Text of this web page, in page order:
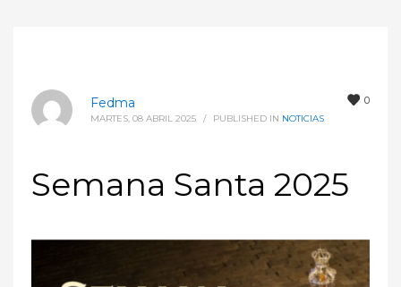
0
Fedma
MARTES, 08 ABRIL 2025 / PUBLISHED IN NOTICIAS
Semana Santa 2025